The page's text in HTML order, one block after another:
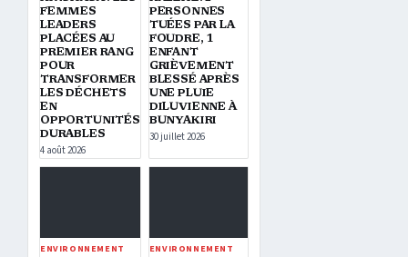
FEMMES
LEADERS
PLACÉES AU
PREMIER RANG
POUR
TRANSFORMER
LES DÉCHETS
EN
OPPORTUNITÉS
DURABLES
4 août 2026
PERSONNES
TUÉES PAR LA
FOUDRE, 1
ENFANT
GRIÈVEMENT
BLESSÉ APRÈS
UNE PLUIE
DILUVIENNE À
BUNYAKIRI
30 juillet 2026
ENVIRONNEMENT ENVIRONNEMENT